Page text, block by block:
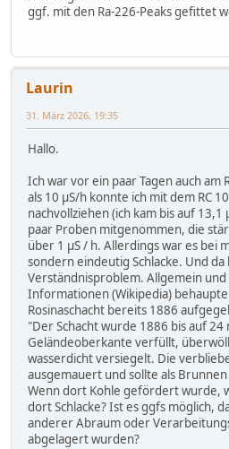
ggf. mit den Ra-226-Peaks gefittet
Laurin
31. März 2026, 19:35
Hallo.
Ich war vor ein paar Tagen auch am
als 10 µS/h konnte ich mit dem RC
nachvollziehen (ich kam bis auf 13,1
paar Proben mitgenommen, die
über 1 µS / h. Allerdings war es bei
sondern eindeutig Schlacke. Und
Verständnisproblem. Allgemein
Informationen (Wikipedia)
Rosinaschacht bereits 1886
"Der Schacht wurde 1886 bis auf
Geländeoberkante verfüllt,
wasserdicht versiegelt. Die
ausgemauert und sollte als
Wenn dort Kohle gefördert wurde,
dort Schlacke? Ist es ggfs möglich,
anderer Abraum oder
abgelagert wurden?